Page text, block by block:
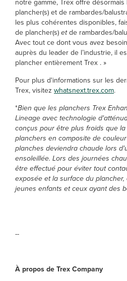
notre gamme, Trex offre
plancher(s) et de rambardes/
les plus cohérentes disponibles,
de plancher(s)etde rambardes/
Avec tout ce dont vous avez
auprès du leader de l’industrie, il
plancher entièrement Trex . »
Pour plus d'informations sur les
Trex, visitez whatsnext.trex.com.
*Bien que les planchers Trex
Lineage avec technologie
conçus pour être plus froids que
planchers en composite de
planches deviendra chaude lors
ensoleillée. Lors des journées
être effectué pour éviter tout
exposée et la surface du
jeunes enfants et ceux ayant des
--
À propos de Trex Company